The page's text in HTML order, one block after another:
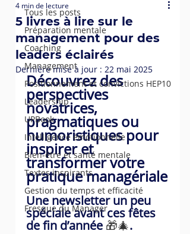
Tous les posts
Préparation mentale
Coaching
Management
Positionnement et convictions HEP10
Leadership
UPBook
Intelligence émotionnelle
Bien-être et santé mentale
Textes inspirants
Gestion du temps et efficacité
Fresque du Manager
5 livres à lire sur le
management pour des
leaders éclairés
4 min de lecture
Dernière mise à jour : 22 mai 2025
Découvrez des
perspectives
novatrices,
pragmatiques ou
humoristiques pour
inspirer et
transformer votre
pratique managériale
Une newsletter un peu
spéciale avant ces fêtes
de fin d’année 🎁🎄.